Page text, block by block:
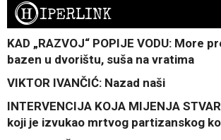
HIPERLINK
KAD „RAZVOJ“ POPIJE VODU: More
bazen u dvorištu, suša na vratima
VIKTOR IVANČIĆ: Nazad naši
INTERVENCIJA KOJA MIJENJA
koji je izvukao mrtvog partizanskog